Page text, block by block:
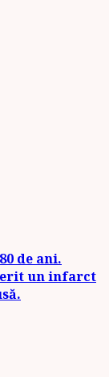
de ani.
un infarct